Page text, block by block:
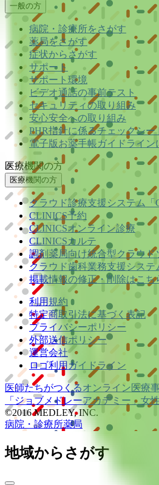
一般の方
病院・診療所をさがす
薬局をさがす
症状からさがす
サポート
サポート環境
ビデオ通話の事前テスト
セキュリティの取り組み
安心安全への取り組み
PHR指針に係るチェックシー
電子版お薬手帳ガイドライン
医療機関の方
医療機関の方
クラウド診療支援システム
CLINICS予約
CLINICSオンライン診療
CLINICSカルテ
調剤薬局向け統合型クラウド
クラウド歯科業務支援システ
掲載情報の修正・削除はこち
利用規約
特定商取引法に基づく表記
プライバシーポリシー
外部送信ポリシー
運営会社
ロゴ利用ガイドライン
医師たちがつくるオンライン医療
「ジョブメドレーアカデミー」 女
©2016 MEDLEY, INC.
病院・診療所薬局
地域からさがす